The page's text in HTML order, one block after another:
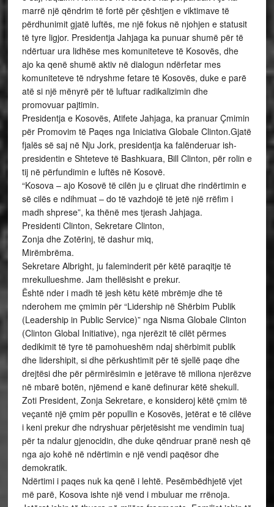
marrë një qëndrim të fortë për çështjen e viktimave të
përdhunimit gjatë luftës, me një fokus në njohjen e statusit
të tyre ligjor. Presidentja Jahjaga ka punuar shumë për të
ndërtuar ura lidhëse mes komuniteteve të Kosovës, dhe
ajo ka qenë shumë aktiv në dialogun ndërfetar mes
komuniteteve të ndryshme fetare të Kosovës, duke e parë
atë si një mënyrë për të luftuar radikalizimin dhe
promovuar pajtimin.
Presidentja e Kosovës, Atifete Jahjaga, ka pranuar Çmimin
për Promovim të Paqes nga Iniciativa Globale Clinton.Gjatë
fjalës së saj në Nju Jork, presidentja ka falënderuar ish-
presidentin e Shteteve të Bashkuara, Bill Clinton, për rolin e
tij në përfundimin e luftës në Kosovë.
“Kosova – ajo Kosovë të cilën ju e çliruat dhe rindërtimin e
së cilës e ndihmuat – do të vazhdojë të jetë një rrëfim i
madh shprese”, ka thënë mes tjerash Jahjaga.
Presidenti Clinton, Sekretare Clinton,
Zonja dhe Zotërinj, të dashur miq,
Mirëmbrëma.
Sekretare Albright, ju faleminderit për këtë paraqitje të
mrekullueshme. Jam thellësisht e prekur.
Është nder i madh të jesh këtu këtë mbrëmje dhe të
nderohem me çmimin për “Lidership në Shërbim Publik
(Leadership in Public Service)” nga Nisma Globale Clinton
(Clinton Global Initiative), nga njerëzit të cilët përmes
dedikimit të tyre të pamohueshëm ndaj shërbimit publik
dhe lidershipit, si dhe përkushtimit për të sjellë paqe dhe
drejtësi dhe për përmirësimin e jetërave të miliona njerëzve
në mbarë botën, njëmend e kanë definurar këtë shekull.
Zoti President, Zonja Sekretare, e konsideroj këtë çmim të
veçantë një çmim për popullin e Kosovës, jetërat e të cilëve
i keni prekur dhe ndryshuar përjetësisht me vendimin tuaj
për ta ndalur gjenocidin, dhe duke qëndruar pranë nesh që
nga ajo kohë në ndërtimin e një vendi paqësor dhe
demokratik.
Ndërtimi i paqes nuk ka qenë i lehtë. Pesëmbëdhjetë vjet
më parë, Kosova ishte një vend i mbuluar me rrënoja.